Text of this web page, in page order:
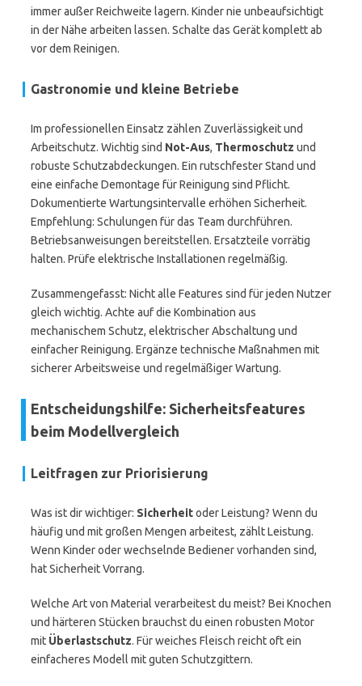
immer außer Reichweite lagern. Kinder nie unbeaufsichtigt
in der Nähe arbeiten lassen. Schalte das Gerät komplett ab
vor dem Reinigen.
Gastronomie und kleine Betriebe
Im professionellen Einsatz zählen Zuverlässigkeit und
Arbeitschutz. Wichtig sind Not-Aus, Thermoschutz und
robuste Schutzabdeckungen. Ein rutschfester Stand und
eine einfache Demontage für Reinigung sind Pflicht.
Dokumentierte Wartungsintervalle erhöhen Sicherheit.
Empfehlung: Schulungen für das Team durchführen.
Betriebsanweisungen bereitstellen. Ersatzteile vorrätig
halten. Prüfe elektrische Installationen regelmäßig.
Zusammengefasst: Nicht alle Features sind für jeden Nutzer
gleich wichtig. Achte auf die Kombination aus
mechanischem Schutz, elektrischer Abschaltung und
einfacher Reinigung. Ergänze technische Maßnahmen mit
sicherer Arbeitsweise und regelmäßiger Wartung.
Entscheidungshilfe: Sicherheitsfeatures
beim Modellvergleich
Leitfragen zur Priorisierung
Was ist dir wichtiger: Sicherheitoder Leistung? Wenn du
häufig und mit großen Mengen arbeitest, zählt Leistung.
Wenn Kinder oder wechselnde Bediener vorhanden sind,
hat Sicherheit Vorrang.
Welche Art von Material verarbeitest du meist? Bei Knochen
und härteren Stücken brauchst du einen robusten Motor
mit Überlastschutz. Für weiches Fleisch reicht oft ein
einfacheres Modell mit guten Schutzgittern.